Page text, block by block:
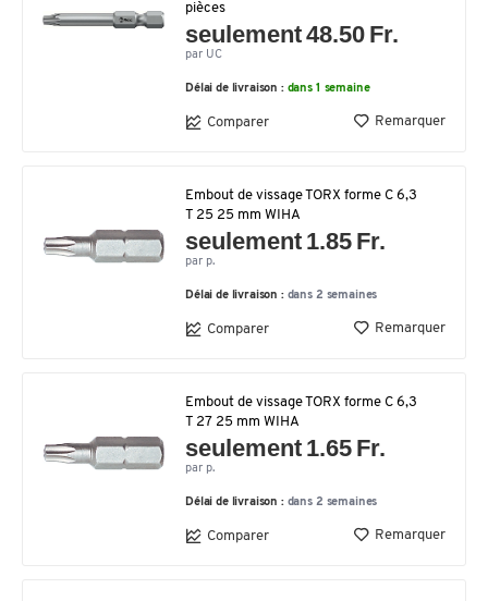
pièces
seulement 48.50 Fr.
par UC
Délai de livraison : dans 1 semaine
Comparer Remarquer
Embout de vissage TORX forme C 6,3
T 25 25 mm WIHA
seulement 1.85 Fr.
par p.
Délai de livraison : dans 2 semaines
Comparer Remarquer
Embout de vissage TORX forme C 6,3
T 27 25 mm WIHA
seulement 1.65 Fr.
par p.
Délai de livraison : dans 2 semaines
Comparer Remarquer